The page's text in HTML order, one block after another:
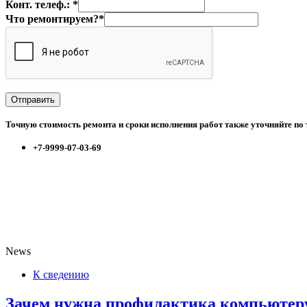
Конт. телеф.: *
Что ремонтируем?*
Точную стоимость ремонта и сроки исполнения работ также уточняйте
+7-9999-07-03-69
News
К сведению